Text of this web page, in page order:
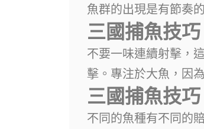
魚群的出現是有節奏
三國捕魚技
不要一味連續射擊，
擊。專注於大魚，因
三國捕魚技
不同的魚種有不同的